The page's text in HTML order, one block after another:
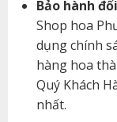
Bảo hành
Shop hoa
dụng chính
hàng hoa
Quý Khách
nhất.